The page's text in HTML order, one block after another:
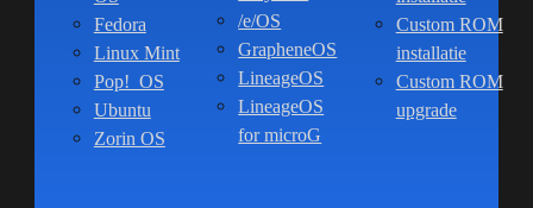
Fedora
Linux Mint
Pop!_OS
Ubuntu
Zorin OS
/e/OS
GrapheneOS
LineageOS
LineageOS
for microG
Custom ROM
installatie
Custom ROM
upgrade